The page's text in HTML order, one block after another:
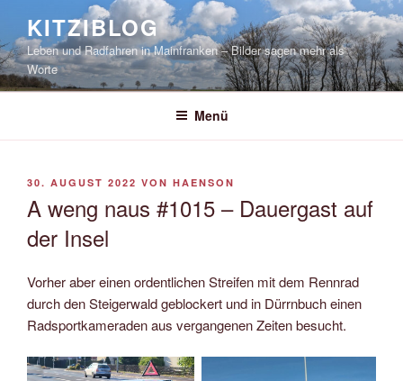
springen
KITZIBLOG
Leben und Radfahren in Mainfranken – Bilder sagen mehr als
Worte
Menü
VERÖFFENTLICHT
30. AUGUST 2022 VON HAENSON
A weng naus #1015 – Dauergast auf
der Insel
Vorher aber einen ordentlichen Streifen mit dem Rennrad
durch den Steigerwald geblockert und in Dürrnbuch einen
Radsportkameraden aus vergangenen Zeiten besucht.